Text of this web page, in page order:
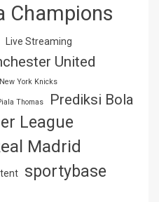
Champions
Live Streaming
United
New York Knicks
Thomas Prediksi Bola
League
Madrid
sportybase